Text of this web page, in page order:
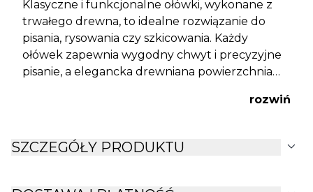
Klasyczne i funkcjonalne ołówki, wykonane z
trwałego drewna, to idealne rozwiązanie do
pisania, rysowania czy szkicowania. Każdy
ołówek zapewnia wygodny chwyt i precyzyjne
pisanie, a elegancka drewniana powierzchnia
do biura, szkoły czy warsztatu artystycznego.
rozwiń
SZCZEGÓŁY PRODUKTU expand_more